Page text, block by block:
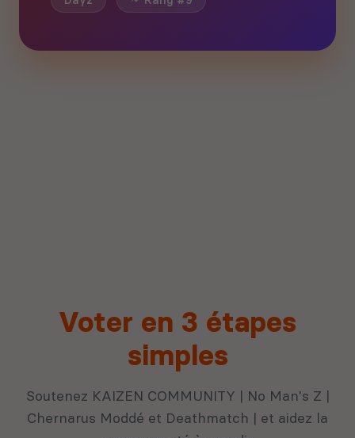
Voter en 3 étapes
simples
Soutenez KAIZEN COMMUNITY | No Man's Z |
Chernarus Moddé et Deathmatch | et aidez la